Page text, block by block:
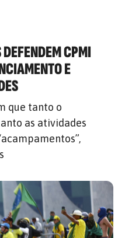
CPMI
E
que tanto o
as atividades